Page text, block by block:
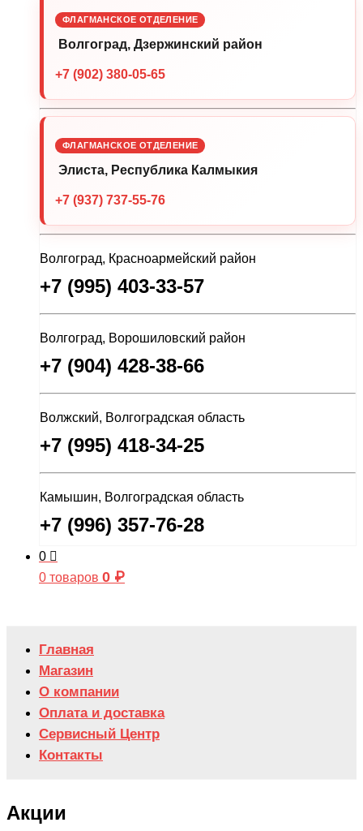
ФЛАГМАНСКОЕ ОТДЕЛЕНИЕ
Волгоград, Дзержинский район
+7 (902) 380-05-65
ФЛАГМАНСКОЕ ОТДЕЛЕНИЕ
Элиста, Республика Калмыкия
+7 (937) 737-55-76
Волгоград, Красноармейский район
+7 (995) 403-33-57
Волгоград, Ворошиловский район
+7 (904) 428-38-66
Волжский, Волгоградская область
+7 (995) 418-34-25
Камышин, Волгоградская область
+7 (996) 357-76-28
0
0 товаров 0 ₽
Главная
Магазин
О компании
Оплата и доставка
Сервисный Центр
Контакты
Акции